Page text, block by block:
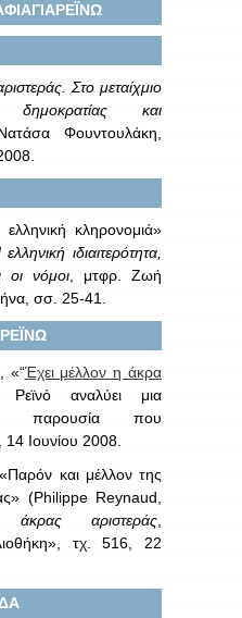
Στο μεταίχμιο
δημοκρατίας και
Φουντουλάκη,
κληρονομιά»
ιδιαιτερότητα,
νόμοι, μτφρ. Ζωή
σσ. 25-41.
ΡΕΪΝΩ
«“Έχει μέλλον η άκρα
αναλύει μια
παρουσία που
, 14 Ιουνίου 2008.
και μέλλον της
(Philippe Reynaud,
αριστεράς
τχ. 516, 22